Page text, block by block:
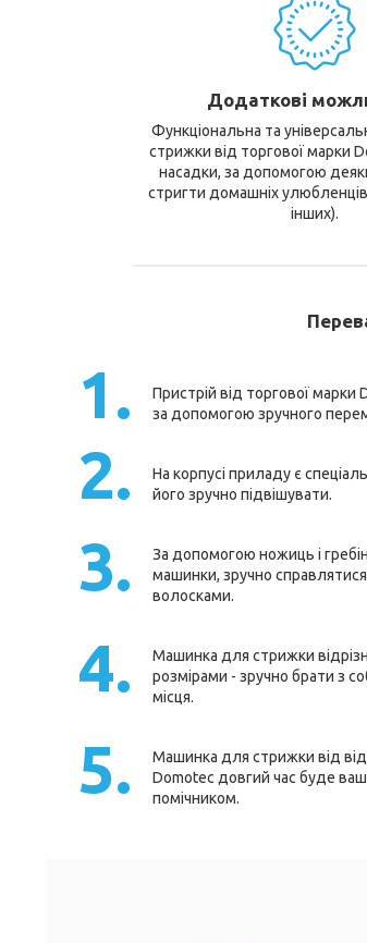
Додаткові
Функціональна та
стрижки від торгової марки
насадки, за допомогою
стригти домашніх улюбленців
інших).
1.
Пристрій від торгової марки
за допомогою зручного
2.
На корпусі приладу є
його зручно підвішувати.
3.
За допомогою ножиць і
машинки, зручно
волосками.
4.
Машинка для стрижки
розмірами - зручно брати з
місця.
5.
Машинка для стрижки від
Domotec довгий час буде
помічником.